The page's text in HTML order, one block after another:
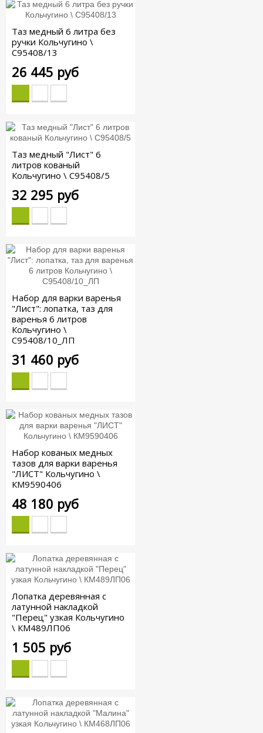
Таз медный 6 литра без
ручки Кольчугино \
С95408/13
26 445 руб
Таз медный "Лист" 6
литров кованый
Кольчугино \ С95408/5
32 295 руб
Набор для варки варенья
"Лист": лопатка, таз для
варенья 6 литров
Кольчугино \
С95408/10_ЛП
31 460 руб
Набор кованых медных
тазов для варки варенья
"ЛИСТ" Кольчугино \
КМ9590406
48 180 руб
Лопатка деревянная с
латунной накладкой
"Перец" узкая Кольчугино
\ КМ489ЛП06
1 505 руб